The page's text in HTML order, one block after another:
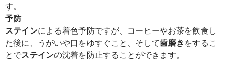
す。
予防
ステインによる着色予防ですが、コーヒーやお茶を飲食し
た後に、うがいや口をゆすぐこと、そして歯磨き をするこ
とでステインの沈着を防止することができます。